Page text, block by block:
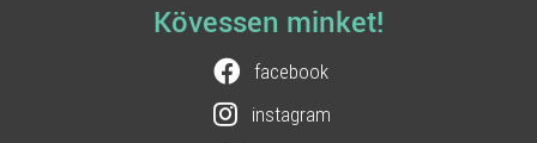
Kövessen minket!
facebook
instagram